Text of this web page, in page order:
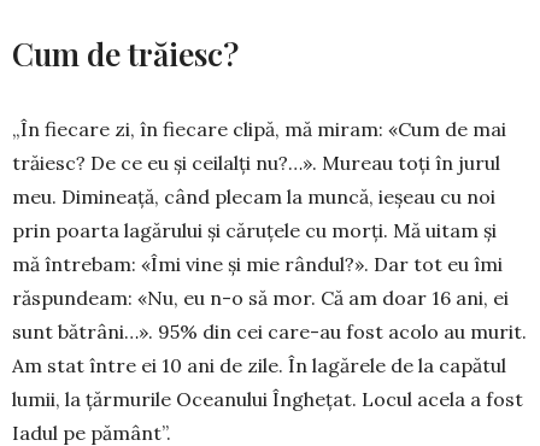
Cum de trăiesc?
„În fiecare zi, în fiecare clipă, mă miram: «Cum de mai
trăiesc? De ce eu și ceilalți nu?…». Mureau toți în jurul
meu. Dimineață, când plecam la mun­că, ieșeau cu noi
prin poarta lagărului și căruțele cu morți. Mă uitam și
mă întrebam: «Îmi vine și mie rândul?». Dar tot eu îmi
răspundeam: «Nu, eu n-o să mor. Că am doar 16 ani, ei
sunt bătrâni…». 95% din cei care-au fost acolo au murit.
Am stat între ei 10 ani de zile. În lagărele de la capătul
lumii, la țărmurile Ocea­nului Înghețat. Locul acela a fost
Iadul pe pământ”.